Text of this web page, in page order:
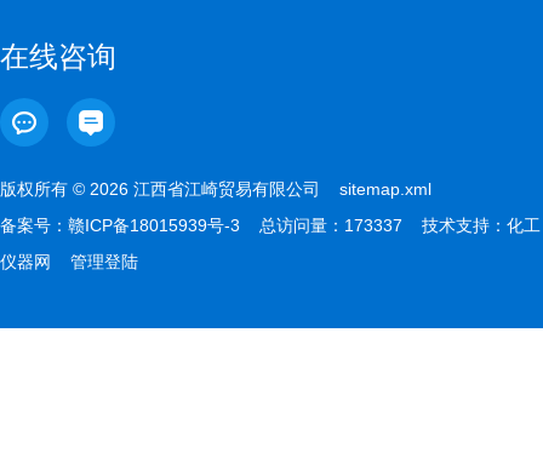
在线咨询
版权所有 © 2026 江西省江崎贸易有限公司 sitemap.xml
备案号： 赣ICP备18015939号-3 总访问量：173337 技术支持： 化工
仪器网
管理登陆